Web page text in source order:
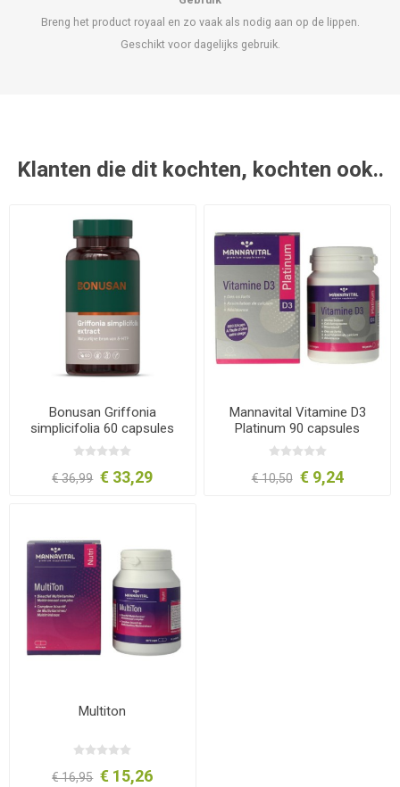
Breng het product royaal en zo vaak als nodig aan op de lippen.
Geschikt voor dagelijks gebruik.
Klanten die dit kochten, kochten ook..
Bonusan Griffonia
simplicifolia 60 capsules
€ 36,99 € 33,29
Mannavital Vitamine D3
Platinum 90 capsules
€ 10,50 € 9,24
Multiton
€ 16,95 € 15,26